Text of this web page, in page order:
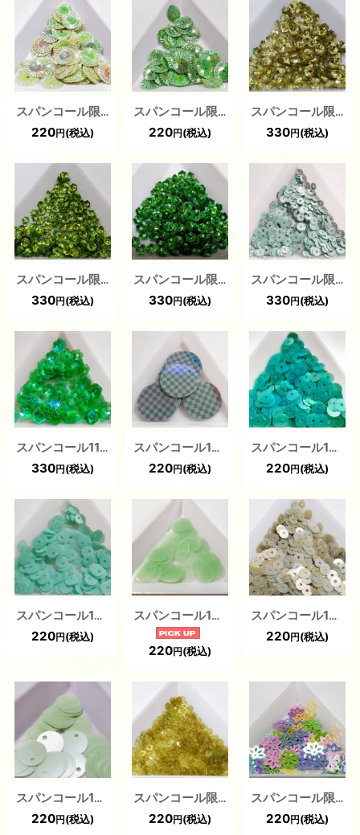
スパンコール限定254 ソレイユ10mm グリーンAB 1g
220円 (税込)
スパンコール限定253 ソレイユ10mm グリーン 1g
220円 (税込)
スパンコール限定241 プリンセスフラワー4mm グリーンプリズム 1g
330円 (税込)
スパンコール限定240 プリンセスフラワー4mm グリーンプリズム 1g
330円 (税込)
スパンコール限定239 プリンセスフラワー4mm グリーンプリズム 1g
330円 (税込)
スパンコール限定195 平4mm グリッターグリーン 1ｇ
330円 (税込)
スパンコール1129 プリンセスフラワー7mm クリアグリーンAB1ｇ
330円 (税込)
スパンコール1317 トップホール20mm グリーン 1g
220円 (税込)
スパンコール1427 平5mm グリーン 2g
220円 (税込)
スパンコール1463 トップホール5mm グリーン 1g
220円 (税込)
スパンコール1343 トップホール オーバル グリーン１g
220円 (税込)
スパンコール1365 平4mm グリーン 1g
220円 (税込)
スパンコール1207 トップホール10mm グリーン 1g
220円 (税込)
スパンコール限定102 平3ミリ グリーン 2g
220円 (税込)
スパンコール限定118 八重桜10mm MIX1g
220円 (税込)